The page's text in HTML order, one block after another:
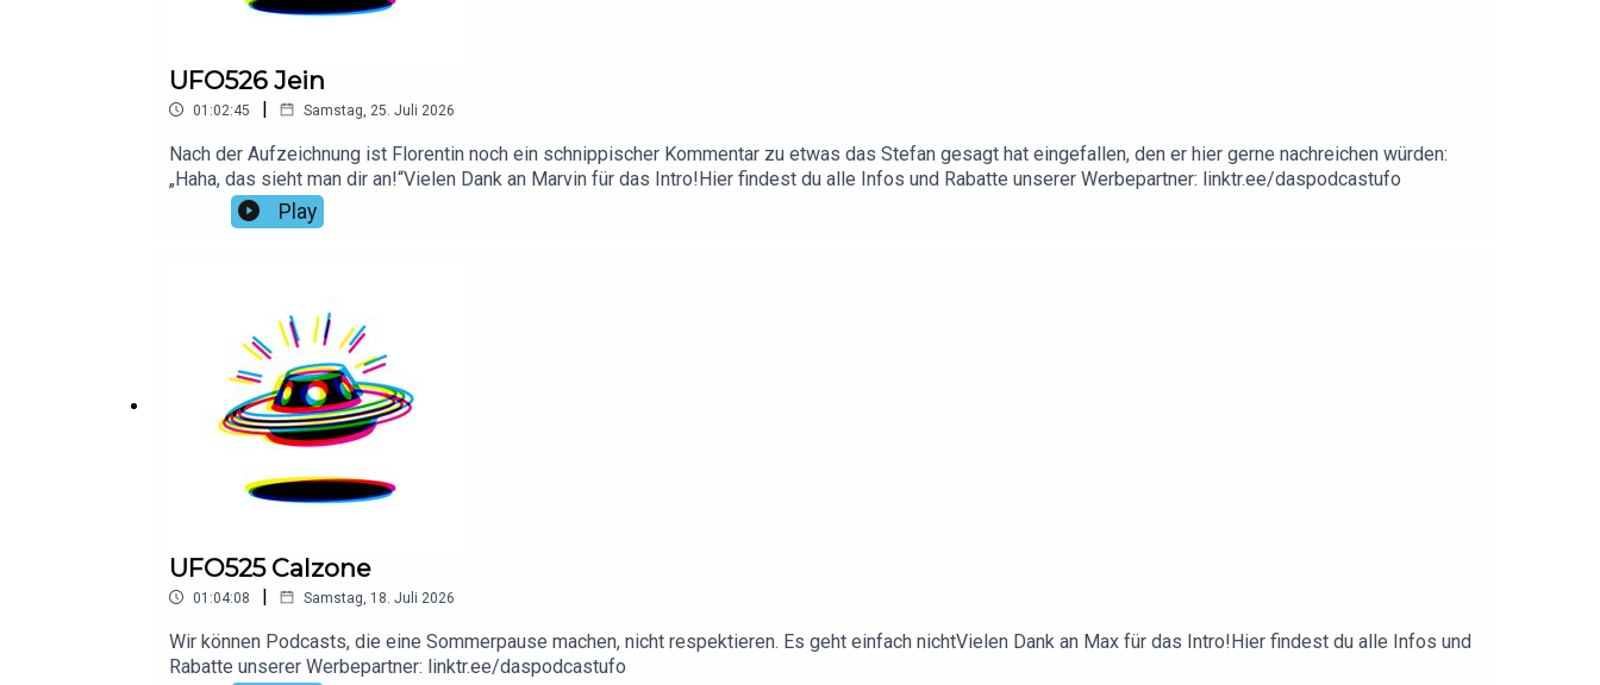
UFO526 Jein
01:02:45 | Samstag, 25. Juli 2026
Nach der Aufzeichnung ist Florentin noch ein schnippischer Kommentar zu etwas das Stefan gesagt hat eingefallen, den er hier gerne nachreichen würden:
„Haha, das sieht man dir an!“Vielen Dank an Marvin für das Intro!Hier findest du alle Infos und Rabatte unserer Werbepartner: linktr.ee/daspodcastufo
Play
UFO525 Calzone
01:04:08 | Samstag, 18. Juli 2026
Wir können Podcasts, die eine Sommerpause machen, nicht respektieren. Es geht einfach nichtVielen Dank an Max für das Intro!Hier findest du alle Infos und
Rabatte unserer Werbepartner: linktr.ee/daspodcastufo